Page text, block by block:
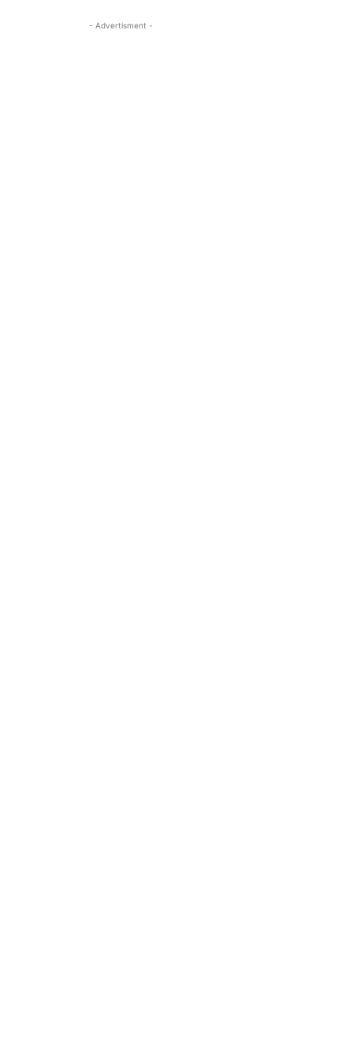
- Advertisment -